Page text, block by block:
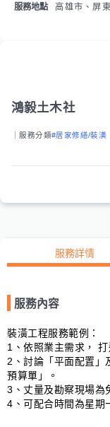
服務地點
高雄市、屏
鴻毅土木社
｜服務分類#居家修繕/裝潢
服務詳情
服務內容
裝潢工程服務範例：
1、依照業主需求，
2、討論「平面配置」
預算單」。
3、丈量及勘察現場為
4、可配合時間為星期